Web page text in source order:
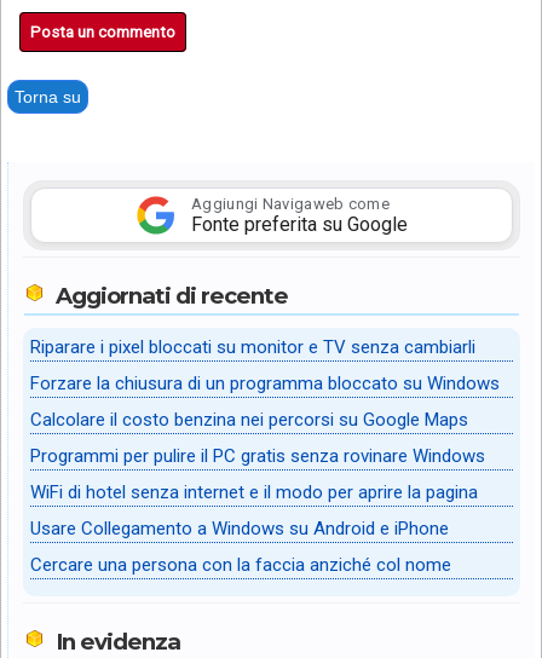
Posta un commento
Torna su
Aggiungi Navigaweb come
Fonte preferita su Google
Aggiornati di recente
Riparare i pixel bloccati su monitor e TV senza cambiarli
Forzare la chiusura di un programma bloccato su Windows
Calcolare il costo benzina nei percorsi su Google Maps
Programmi per pulire il PC gratis senza rovinare Windows
WiFi di hotel senza internet e il modo per aprire la pagina
Usare Collegamento a Windows su Android e iPhone
Cercare una persona con la faccia anziché col nome
In evidenza